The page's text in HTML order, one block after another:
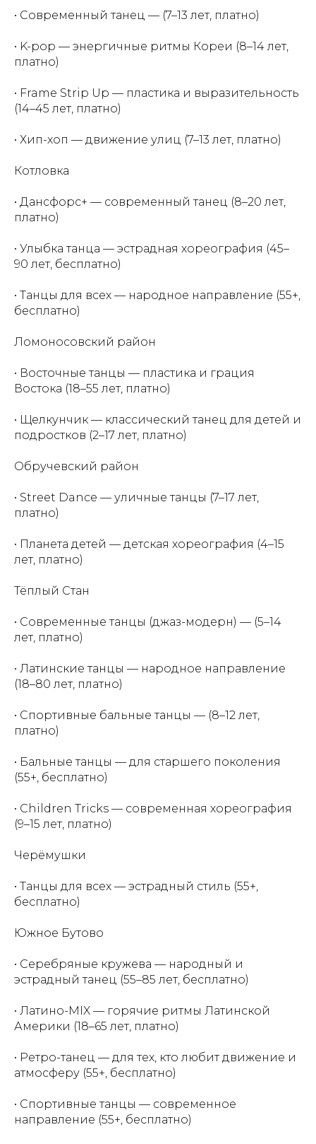
• Современный танец — (7–13 лет, платно)
• K-pop — энергичные ритмы Кореи (8–14 лет,
платно)
• Frame Strip Up — пластика и выразительность
(14–45 лет, платно)
• Хип-хоп — движение улиц (7–13 лет, платно)
Котловка
• Дансфорс+ — современный танец (8–20 лет,
платно)
• Улыбка танца — эстрадная хореография (45–
90 лет, бесплатно)
• Танцы для всех — народное направление (55+,
бесплатно)
Ломоносовский район
• Восточные танцы — пластика и грация
Востока (18–55 лет, платно)
• Щелкунчик — классический танец для детей и
подростков (2–17 лет, платно)
Обручевский район
• Street Dance — уличные танцы (7–17 лет,
платно)
• Планета детей — детская хореография (4–15
лет, платно)
Тёплый Стан
• Современные танцы (джаз-модерн) — (5–14
лет, платно)
• Латинские танцы — народное направление
(18–80 лет, платно)
• Спортивные бальные танцы — (8–12 лет,
платно)
• Бальные танцы — для старшего поколения
(55+, бесплатно)
• Children Tricks — современная хореография
(9–15 лет, платно)
Черёмушки
• Танцы для всех — эстрадный стиль (55+,
бесплатно)
Южное Бутово
• Серебряные кружева — народный и
эстрадный танец (55–85 лет, бесплатно)
• Латино-MIX — горячие ритмы Латинской
Америки (18–65 лет, платно)
• Ретро-танец — для тех, кто любит движение и
атмосферу (55+, бесплатно)
• Спортивные танцы — современное
направление (55+, бесплатно)